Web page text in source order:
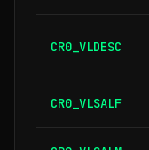
CR0_VLDESC
CR0_VLSALF